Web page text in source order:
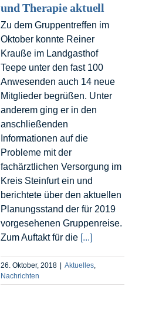
und Therapie aktuell
Zu dem Gruppentreffen im
Oktober konnte Reiner
Krauße im Landgasthof
Teepe unter den fast 100
Anwesenden auch 14 neue
Mitglieder begrüßen. Unter
anderem ging er in den
anschließenden
Informationen auf die
Probleme mit der
fachärztlichen Versorgung im
Kreis Steinfurt ein und
berichtete über den aktuellen
Planungsstand der für 2019
vorgesehenen Gruppenreise.
Zum Auftakt für die [...]
26. Oktober, 2018 | Aktuelles
Nachrichten